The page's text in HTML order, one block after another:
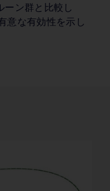
ーン群と比較し
意な有効性を示し